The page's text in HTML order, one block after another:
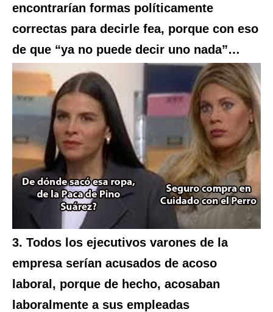
encontrarían formas políticamente
correctas para decirle fea, porque con eso
de que “ya no puede decir uno nada”…
3. Todos los ejecutivos varones de la
empresa serían acusados de acoso
laboral, porque de hecho, acosaban
laboralmente a sus empleadas